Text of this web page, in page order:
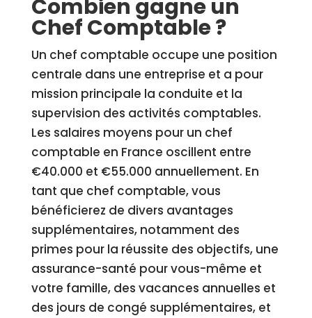
Combien gagne un
Chef Comptable ?
Un chef comptable occupe une position
centrale dans une entreprise et a pour
mission principale la conduite et la
supervision des activités comptables.
Les salaires moyens pour un chef
comptable en France oscillent entre
€40.000 et €55.000 annuellement. En
tant que chef comptable, vous
bénéficierez de divers avantages
supplémentaires, notamment des
primes pour la réussite des objectifs, une
assurance-santé pour vous-même et
votre famille, des vacances annuelles et
des jours de congé supplémentaires, et